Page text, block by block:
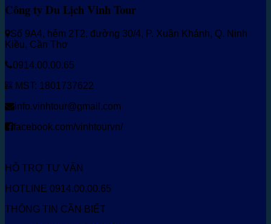
Công ty Du Lịch Vinh Tour
Số 9A4, hẻm 2T2, đường 30/4, P. Xuân Khánh, Q. Ninh
Kiều, Cần Thơ
0914.00.00.65
MST: 1801737622
info.vinhtour@gmail.com
facebook.com/vinhtourvn/
HỖ TRỢ TƯ VẤN
HOTLINE 0914.00.00.65
THÔNG TIN CẦN BIẾT